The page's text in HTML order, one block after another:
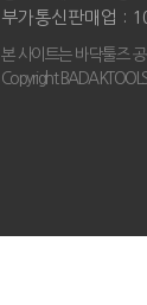
부가통신판매업 :
본 사이트는 바닥툴즈
Copyright